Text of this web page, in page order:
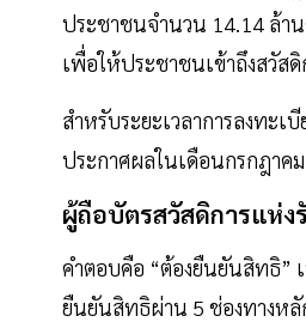
ประชาชนจำนวน 14.14 ล้า
เพื่อให้ประชาชนเข้าถึงสวัส
สำหรับระยะเวลาการลงทะ
ประกาศผลในเดือนกรกฎาค
ผู้ถือบัตรสวัสดิการแห่ง
คำตอบคือ “ต้องยืนยันสิทธิ”
ยืนยันสิทธิผ่าน 5 ช่องทางหลั